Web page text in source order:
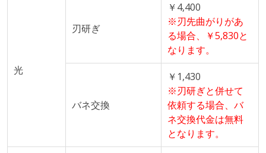
光
刃研ぎ
￥4,400
※刃先曲がりがあ
る場合、￥5,830と
なります。
バネ交換
￥1,430
※刃研ぎと併せて
依頼する場合、バ
ネ交換代金は無料
となります。